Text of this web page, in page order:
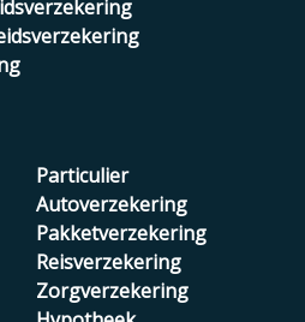
Particulier
Autoverzekering
Pakketverzekering
Reisverzekering
Zorgverzekering